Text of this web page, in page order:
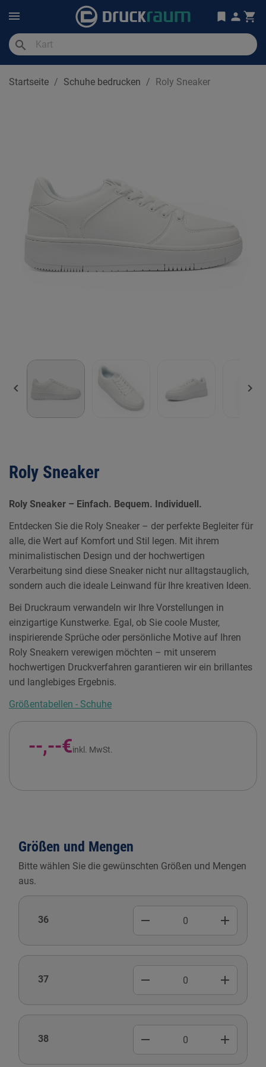
search
Startseite Schuhe bedrucken Roly Sneaker
 
Roly Sneaker
Roly Sneaker – Einfach. Bequem. Individuell.
Entdecken Sie die Roly Sneaker – der perfekte Begleiter für
alle, die Wert auf Komfort und Stil legen. Mit ihrem
minimalistischen Design und der hochwertigen
Verarbeitung sind diese Sneaker nicht nur alltagstauglich,
sondern auch die ideale Leinwand für Ihre kreativen Ideen.
Bei Druckraum verwandeln wir Ihre Vorstellungen in
einzigartige Kunstwerke. Egal, ob Sie coole Muster,
inspirierende Sprüche oder persönliche Motive auf Ihren
Roly Sneakern verewigen möchten – mit unserem
hochwertigen Druckverfahren garantieren wir ein brillantes
und langlebiges Ergebnis.
Größentabellen - Schuhe
--,--€inkl. MwSt.
Größen und Mengen
Bitte wählen Sie die gewünschten Größen und Mengen
aus.
36 remove add
37 remove add
38 remove add